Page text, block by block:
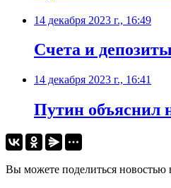
14 декабря 2023 г., 16:49
Счета и
14 декабря 2023 г., 16:41
Путин объяснил
Вы можете поделиться новостью